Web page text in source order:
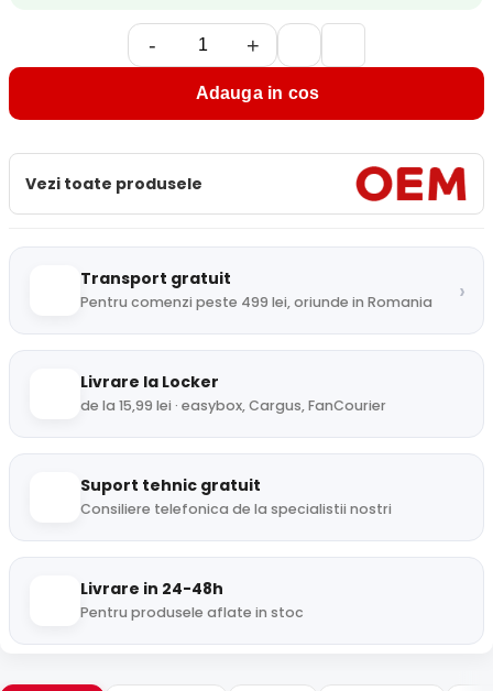
- +
Adauga in cos
Vezi toate produsele
Transport gratuit
Pentru comenzi peste 499 lei, oriunde in Romania ›
Livrare la Locker
de la 15,99 lei · easybox, Cargus, FanCourier
Suport tehnic gratuit
Consiliere telefonica de la specialistii nostri
Livrare in 24-48h
Pentru produsele aflate in stoc